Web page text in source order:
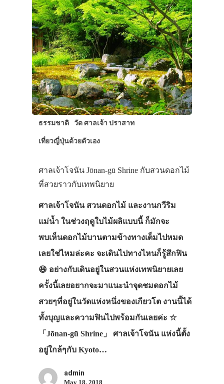
ธรรมชาติ วัด ศาลเจ้า ปราสาท
เที่ยวญี่ปุ่นด้วยตัวเอง
ศาลเจ้าโจนัน Jōnan-gū Shrine กับสวนดอกไม้
ที่สวยราวกับเทพนิยาย
ศาลเจ้าโจนัน สวนดอกไม้ และงานกวีริม
แม่น้ำ ในช่วงฤดูใบไม้ผลิแบบนี้ ก็มักจะ
พบเห็นดอกไม้บานตามข้างทางเต็มไปหมด
เลยใช่ไหมล่ะคะ จะเดินไปทางไหนก็รู้สึกฟิน
😆 อย่างกับเดินอยู่ในสวนแห่งเทพนิยายเลย
ครั้งนี้เลยอยากจะมาแนะนำจุดชมดอกไม้
สวยๆที่อยู่ในวัดแห่งหนึ่งของเกียวโต งานนี้ได้
ทั้งบุญและความฟินไปพร้อมกันเลยค่ะ ☆
「Jōnan-gū Shrine」 ศาลเจ้าโจนัน แห่งนี้ตั้ง
อยู่ใกล้ๆกับ Kyoto…
admin
May 18, 2018